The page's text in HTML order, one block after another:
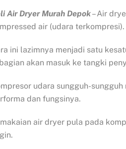
Air Dryer Murah Depok– Air
air (udara terkompresi).
ini lazimnya menjadi satu
akan masuk ke tangki
udara sungguh-
dan fungsinya.
air dryer pula pada